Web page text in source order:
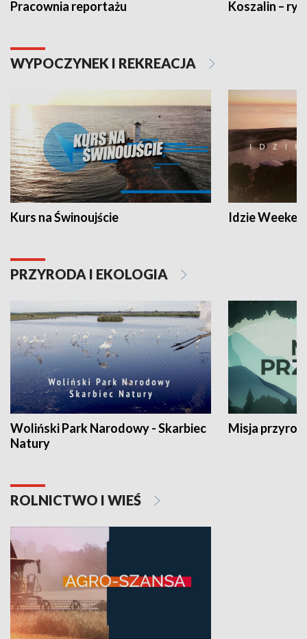
Pracownia reportażu Koszalin –
WYPOCZYNEK I REKREACJA
Kurs na Świnoujście Idzie
PRZYRODA I EKOLOGIA
Woliński Park Narodowy - Skarbiec
Natury
Misja
ROLNICTWO I WIEŚ